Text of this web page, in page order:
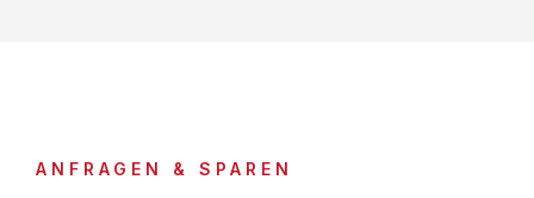
ANFRAGEN & SPAREN